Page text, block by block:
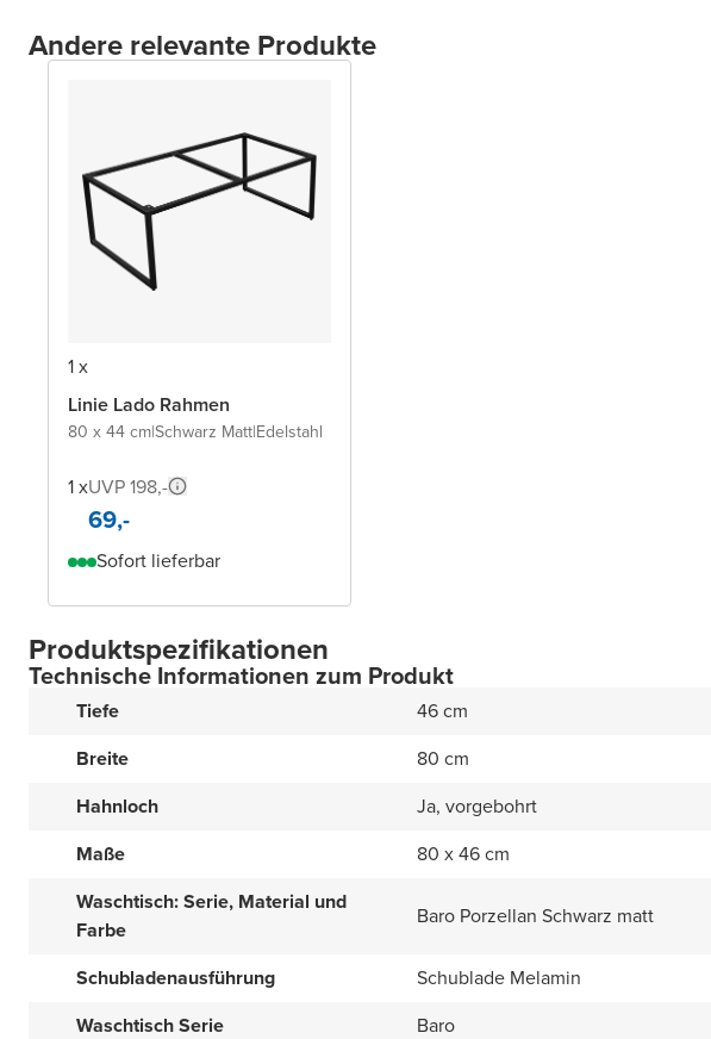
Andere relevante Produkte
1 x
Linie Lado Rahmen
80 x 44 cm|Schwarz Matt|Edelstahl
1 xUVP 198,-
69,-
Sofort lieferbar
Produktspezifikationen
Technische Informationen zum Produkt
Tiefe
46 cm
Breite
80 cm
Hahnloch
Ja, vorgebohrt
Maße
80 x 46 cm
Waschtisch: Serie, Material und
Farbe
Baro Porzellan Schwarz matt
Schubladenausführung
Schublade Melamin
Waschtisch Serie
Baro